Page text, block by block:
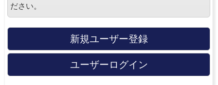
ださい。
新規ユーザー登録
ユーザーログイン